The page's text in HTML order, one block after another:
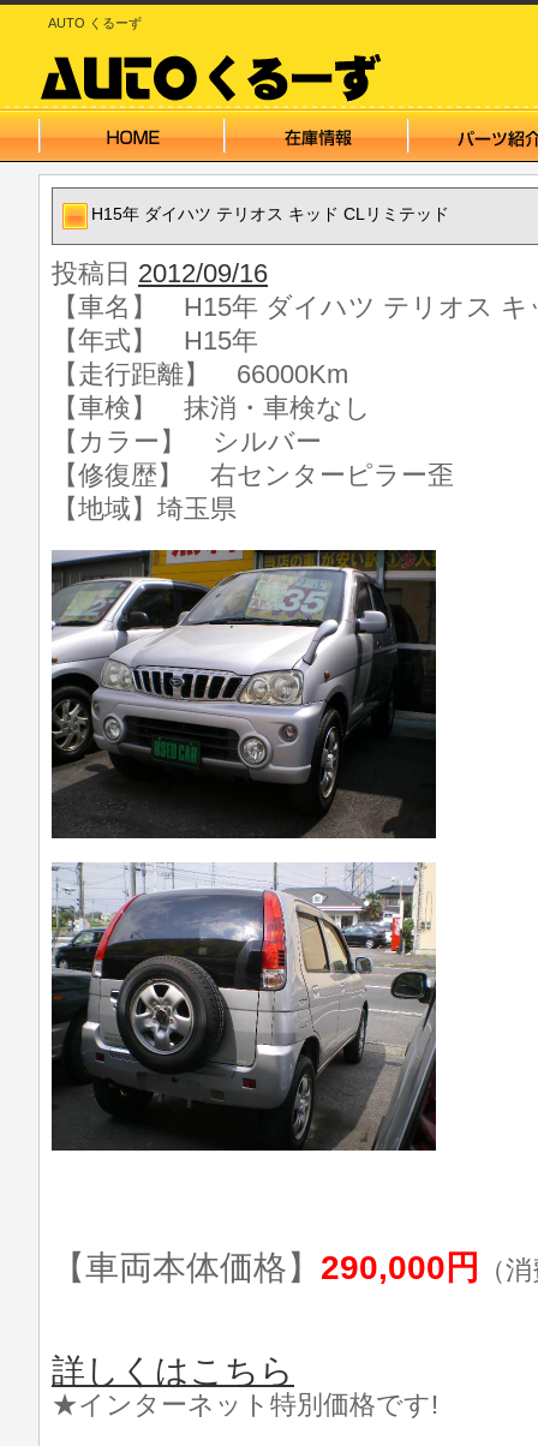
AUTO くるーず
H15年 ダイハツ テリオス キッド CLリミテッド
投稿日 2012/09/16
【車名】 H15年 ダイハツ テリオス
【年式】 H15年
【走行距離】 66000Km
【車検】 抹消・車検なし
【カラー】 シルバー
【修復歴】 右センターピラー歪
【地域】埼玉県
【車両本体価格】 290,000円 （
詳しくはこちら
★インターネット特別価格です!